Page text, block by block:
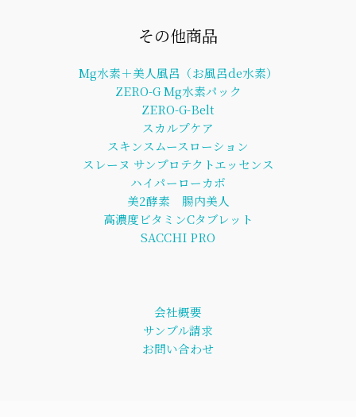
その他商品
Mg水素＋美人風呂（お風呂de水素）
ZERO-G Mg水素パック
ZERO-G-Belt
スカルプケア
スキンスムースローション
スレーヌ サンプロテクトエッセンス
ハイパーローカボ
美2酵素 腸内美人
高濃度ビタミンCタブレット
SACCHI PRO
会社概要
サンプル請求
お問い合わせ